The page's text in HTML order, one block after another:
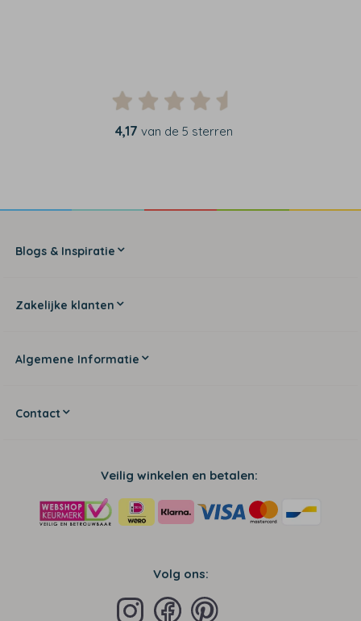
4,17 van de 5 sterren
Blogs & Inspiratie
Zakelijke klanten
Algemene Informatie
Contact
Veilig winkelen en betalen:
Volg ons: